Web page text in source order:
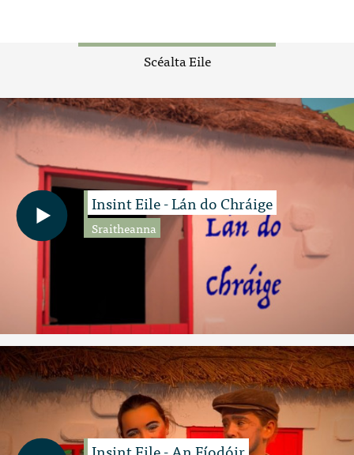
Scéalta Eile
Insint Eile - Lán do Chráige
Sraitheanna